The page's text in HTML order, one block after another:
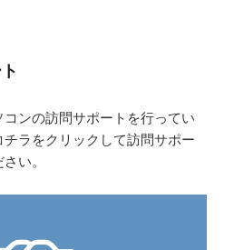
ンの訪問サポートを行ってい
チラをクリックして訪問サポー
い。